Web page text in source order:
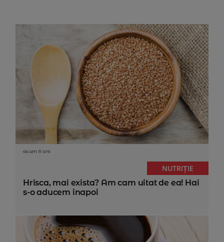
acum 11 ani
NUTRIȚIE
Hrisca, mai exista? Am cam uitat de ea! Hai
s-o aducem inapoi